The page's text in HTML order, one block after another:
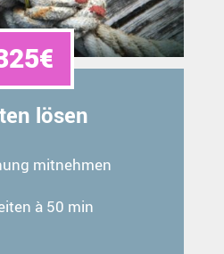
lösen
mitnehmen
à 50 min